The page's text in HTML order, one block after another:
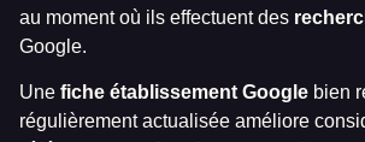
au moment où ils effectuent des
Google.
Une fiche établissement Google bien
régulièrement actualisée améliore